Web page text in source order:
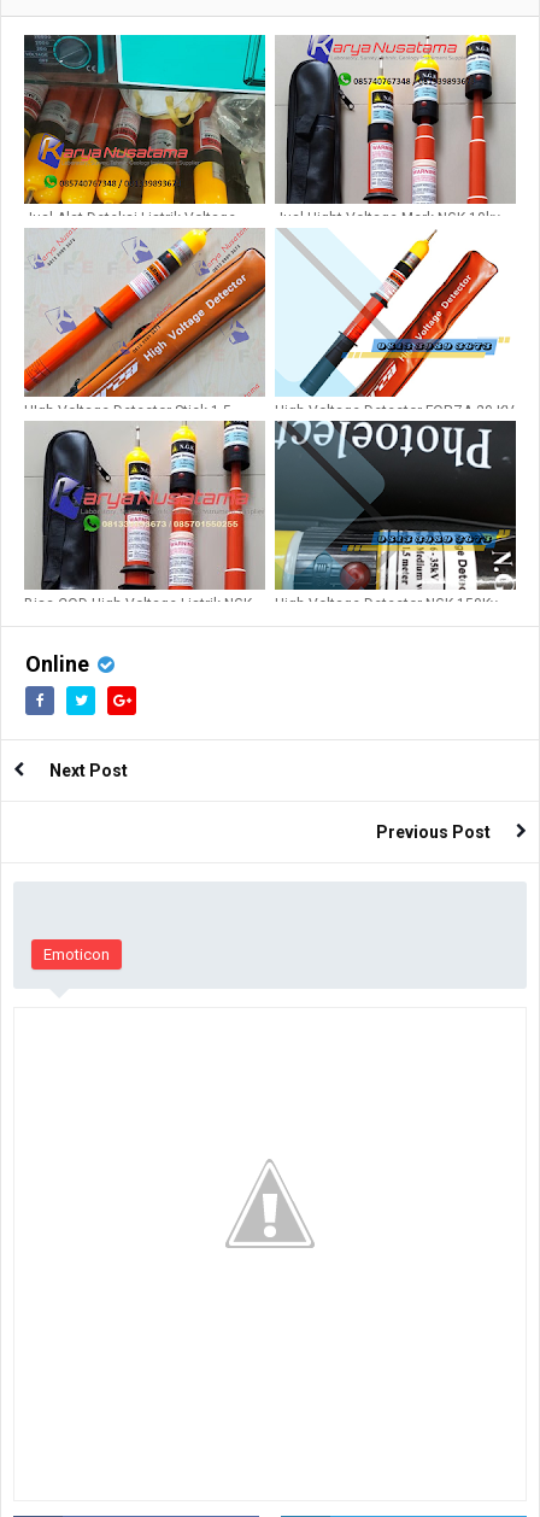
Jual Alat Deteksi Listrik Voltage
Merk Forza di Tanggerang
Jual Hight Voltage Merk NGK 10kv-
20kv-150kv-500kv
HIgh Voltage Detector Stick 1,5
Meter Forza FVD-35
High Voltage Detector FORZA 20 KV
Panjang 1,5mtr
Bisa COD High Voltage Listrik NGK
High Voltage Detector NGK 150Kv
Online
Next Post
Previous Post
Emoticon